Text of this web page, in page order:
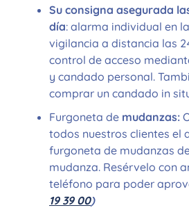
Su consigna asegurada
día: alarma individual en
vigilancia a distancia las
control de acceso
y candado personal.
comprar un candado in
Furgoneta de mudanzas:
todos nuestros clientes el
furgoneta de mudanzas
mudanza. Resérvelo con
teléfono para poder
19 39 00)